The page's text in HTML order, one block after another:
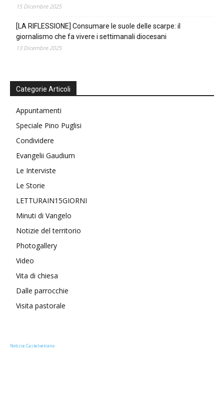
15 Dicembre 2025
[LA RIFLESSIONE] Consumare le suole delle scarpe: il
giornalismo che fa vivere i settimanali diocesani
13 Dicembre 2025
Categorie Articoli
Appuntamenti
Speciale Pino Puglisi
Condividere
Evangelii Gaudium
Le Interviste
Le Storie
LETTURAIN15GIORNI
Minuti di Vangelo
Notizie del territorio
Photogallery
Video
Vita di chiesa
Dalle parrocchie
Visita pastorale
Notizie Castelvetrano